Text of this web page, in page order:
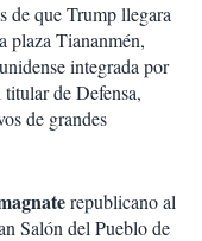
de que Trump llegara
plaza Tiananmén,
integrada por
titular de Defensa,
de grandes
republicano al
Salón del Pueblo de